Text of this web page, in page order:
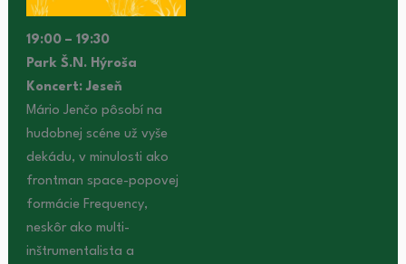
19:00 – 19:30
Park Š.N. Hýroša
Koncert: Jeseň
Mário Jenčo pôsobí na
hudobnej scéne už vyše
dekádu, v minulosti ako
frontman space-popovej
formácie Frequency,
neskôr ako multi-
inštrumentalista a